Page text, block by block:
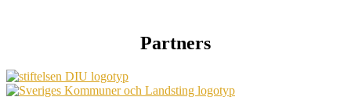
Partners